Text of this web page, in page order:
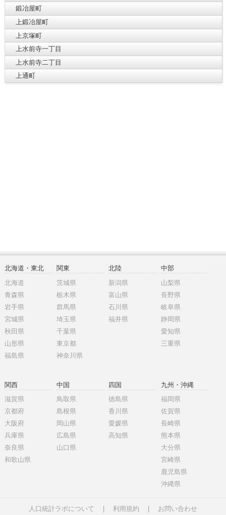
鍛冶屋町
上鍛冶屋町
上京塚町
上水前寺一丁目
上水前寺二丁目
上通町
北海道・東北
北海道
青森県
岩手県
宮城県
秋田県
山形県
福島県
関東
茨城県
栃木県
群馬県
埼玉県
千葉県
東京都
神奈川県
北陸
新潟県
富山県
石川県
福井県
中部
山梨県
長野県
岐阜県
静岡県
愛知県
三重県
関西
滋賀県
京都府
大阪府
兵庫県
奈良県
和歌山県
中国
鳥取県
島根県
岡山県
広島県
山口県
四国
徳島県
香川県
愛媛県
高知県
九州・沖縄
福岡県
佐賀県
長崎県
熊本県
大分県
宮崎県
鹿児島県
沖縄県
人口統計ラボについて 利用規約 お問い合わせ